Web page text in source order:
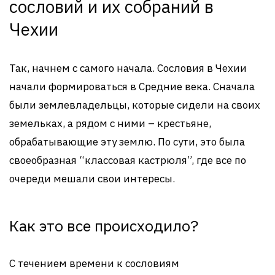
сословий и их собраний в
Чехии
Так, начнем с самого начала. Сословия в Чехии
начали формироваться в Средние века. Сначала
были землевладельцы, которые сидели на своих
земельках, а рядом с ними – крестьяне,
обрабатывающие эту землю. По сути, это была
своеобразная “классовая кастрюля”, где все по
очереди мешали свои интересы.
Как это все происходило?
С течением времени к сословиям